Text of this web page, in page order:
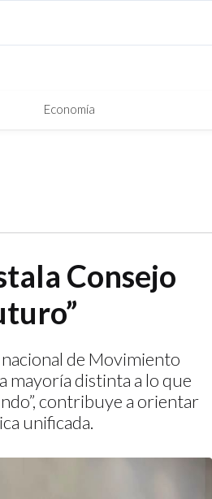
Economía
Consejo
de Movimiento
mayoría distinta a lo que
contribuye a orientar
unificada.